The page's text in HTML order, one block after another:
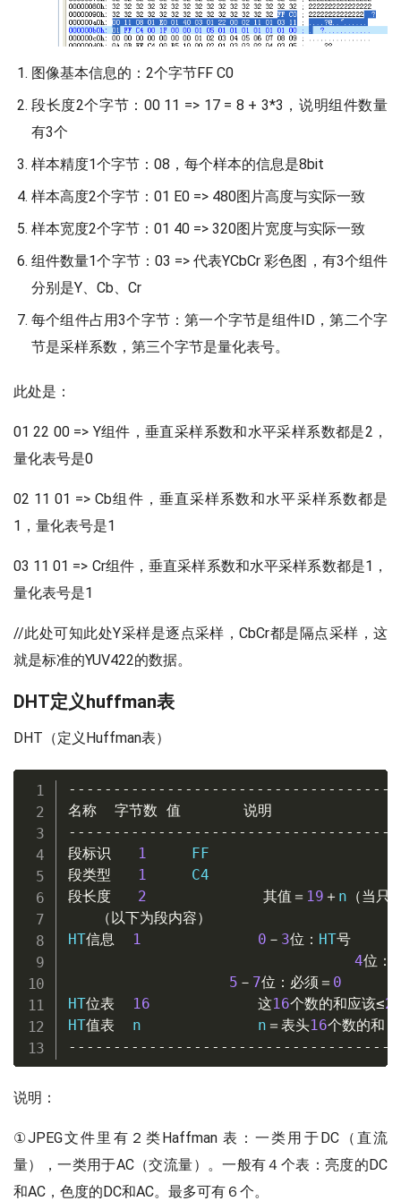
图像基本信息的：2个字节FF C0
段长度2个字节：00 11 => 17 = 8 + 3*3，说明组件数量
有3个
样本精度1个字节：08，每个样本的信息是8bit
样本高度2个字节：01 E0 => 480图片高度与实际一致
样本宽度2个字节：01 40 => 320图片宽度与实际一致
组件数量1个字节：03 => 代表YCbCr 彩色图，有3个组件
分别是Y、Cb、Cr
每个组件占用3个字节：第一个字节是组件ID，第二个字
节是采样系数，第三个字节是量化表号。
此处是：
01 22 00 => Y组件，垂直采样系数和水平采样系数都是2，
量化表号是0
02 11 01 => Cb组件，垂直采样系数和水平采样系数都是
1，量化表号是1
03 11 01 => Cr组件，垂直采样系数和水平采样系数都是1，
量化表号是1
//此处可知此处Y采样是逐点采样，CbCr都是隔点采样，这
就是标准的YUV422的数据。
DHT定义huffman表
DHT（定义Huffman表）
名称
字节数 值
说明
段标识
1
段类型
1
段长度
2 其值＝ 19 ＋ n （当只
（以下为段内容）
HT信息 1 0 － 3位： HT号
4位：
5 － 7位：必须＝ 0
HT位表 16 这16个数的和应该≤
HT值表
  n             n
＝表头16个数的和
说明：
①JPEG文件里有２类Haffman 表：一类用于DC（直流
量），一类用于AC（交流量）。一般有４个表：亮度的DC
和AC，色度的DC和AC。最多可有６个。